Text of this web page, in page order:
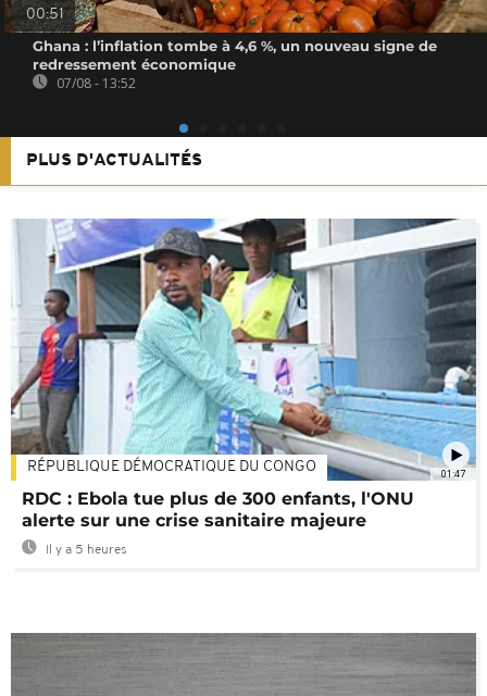
00:51
Ghana : l’inflation tombe à 4,6 %, un nouveau signe de
redressement économique
07/08 - 13:52
PLUS D'ACTUALITÉS
01:47
RÉPUBLIQUE DÉMOCRATIQUE DU CONGO
RDC : Ebola tue plus de 300 enfants, l'ONU
alerte sur une crise sanitaire majeure
Il y a 5 heures